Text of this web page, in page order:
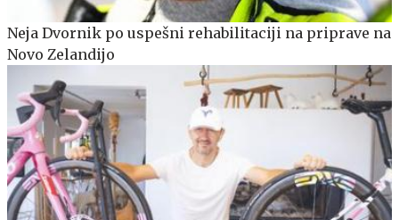
Neja Dvornik po uspešni rehabilitaciji na priprave na
Novo Zelandijo